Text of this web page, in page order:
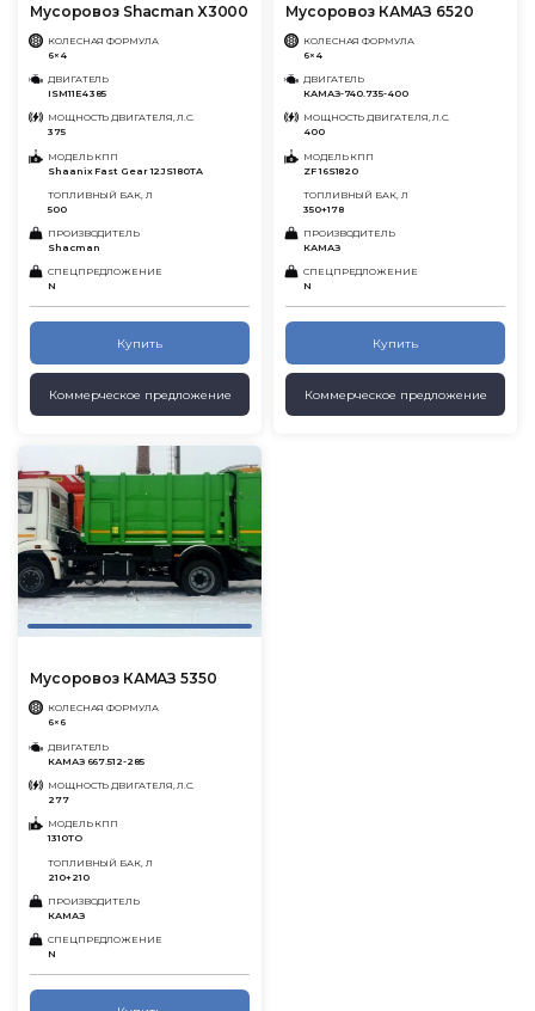
Мусоровоз Shacman X3000
КОЛЕСНАЯ ФОРМУЛА
6×4
ДВИГАТЕЛЬ
ISM11E4 385
МОЩНОСТЬ ДВИГАТЕЛЯ, Л.С.
375
МОДЕЛЬ КПП
Shaanix Fast Gear 12JS180TA
ТОПЛИВНЫЙ БАК, Л
500
ПРОИЗВОДИТЕЛЬ
Shacman
СПЕЦПРЕДЛОЖЕНИЕ
N
Купить
Коммерческое предложение
Мусоровоз КАМАЗ 6520
КОЛЕСНАЯ ФОРМУЛА
6×4
ДВИГАТЕЛЬ
КАМАЗ-740.735-400
МОЩНОСТЬ ДВИГАТЕЛЯ, Л.С.
400
МОДЕЛЬ КПП
ZF 16S1820
ТОПЛИВНЫЙ БАК, Л
350+178
ПРОИЗВОДИТЕЛЬ
КАМАЗ
СПЕЦПРЕДЛОЖЕНИЕ
N
Купить
Коммерческое предложение
Мусоровоз КАМАЗ 5350
КОЛЕСНАЯ ФОРМУЛА
6×6
ДВИГАТЕЛЬ
КАМАЗ 667.512-285
МОЩНОСТЬ ДВИГАТЕЛЯ, Л.С.
277
МОДЕЛЬ КПП
1310ТО
ТОПЛИВНЫЙ БАК, Л
210+210
ПРОИЗВОДИТЕЛЬ
КАМАЗ
СПЕЦПРЕДЛОЖЕНИЕ
N